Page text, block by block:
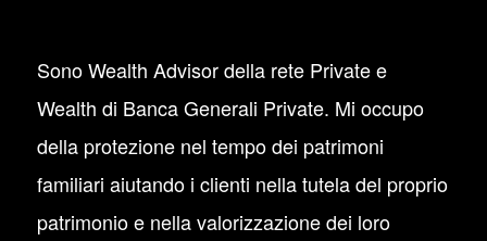
Sono Wealth Advisor della rete Private e
Wealth di Banca Generali Private. Mi occupo
della protezione nel tempo dei patrimoni
familiari aiutando i clienti nella tutela del proprio
patrimonio e nella valorizzazione dei loro